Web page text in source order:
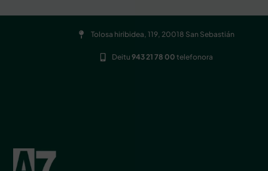
Tolosa hiribidea, 119, 20018 San Sebastián
Deitu943 21 78 00 telefonora